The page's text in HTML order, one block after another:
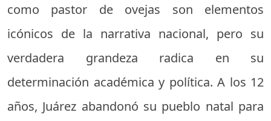
como pastor de ovejas son elementos
icónicos de la narrativa nacional, pero su
verdadera grandeza radica en su
determinación académica y política. A los 12
años, Juárez abandonó su pueblo natal para